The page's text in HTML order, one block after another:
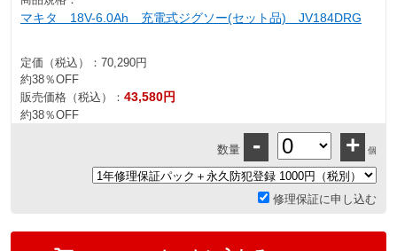
マキタ 18V-6.0Ah 充電式ジグソー(セット品) JV184DRG
定価（税込）： 70,290円
約38％OFF
販売価格（税込）： 43,580円
約38％OFF
数量 - + 個
修理保証に申し込む